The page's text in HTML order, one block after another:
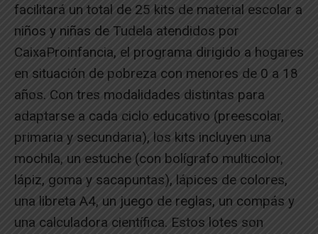
facilitará un total de 25 kits de material escolar a
niños y niñas de Tudela atendidos por
CaixaProinfancia, el programa dirigido a hogares
en situación de pobreza con menores de 0 a 18
años. Con tres modalidades distintas para
adaptarse a cada ciclo educativo (preescolar,
primaria y secundaria), los kits incluyen una
mochila, un estuche (con bolígrafo multicolor,
lápiz, goma y sacapuntas), lápices de colores,
una libreta A4, un juego de reglas, un compás y
una calculadora científica. Estos lotes son